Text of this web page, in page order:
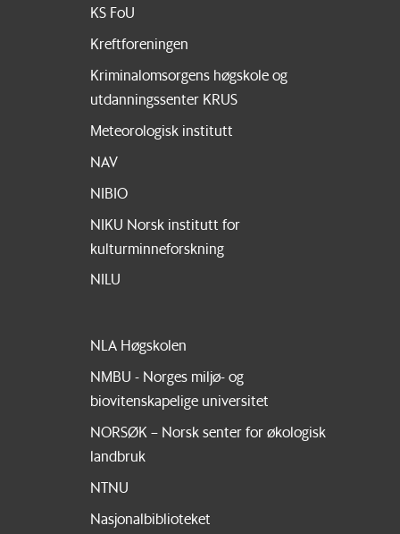
KS FoU
Kreftforeningen
Kriminalomsorgens høgskole og
utdanningssenter KRUS
Meteorologisk institutt
NAV
NIBIO
NIKU Norsk institutt for
kulturminneforskning
NILU
NLA Høgskolen
NMBU - Norges miljø- og
biovitenskapelige universitet
NORSØK – Norsk senter for økologisk
landbruk
NTNU
Nasjonalbiblioteket